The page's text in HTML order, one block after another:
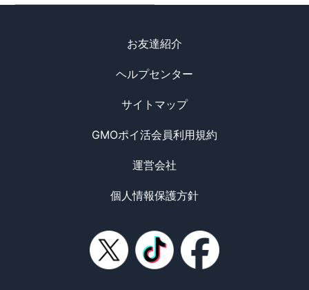
お友達紹介
ヘルプセンター
サイトマップ
GMOポイ活会員利用規約
運営会社
個人情報保護方針